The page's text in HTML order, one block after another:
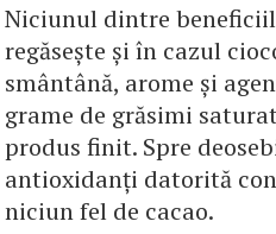
Niciunul dintre
regăsește și în cazul
smântână, arome și
grame de grăsimi
produs finit. Spre
antioxidanți datorită
niciun fel de cacao.